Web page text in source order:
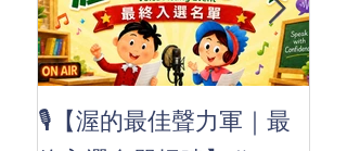
🎙️【渥的最佳聲力軍｜最